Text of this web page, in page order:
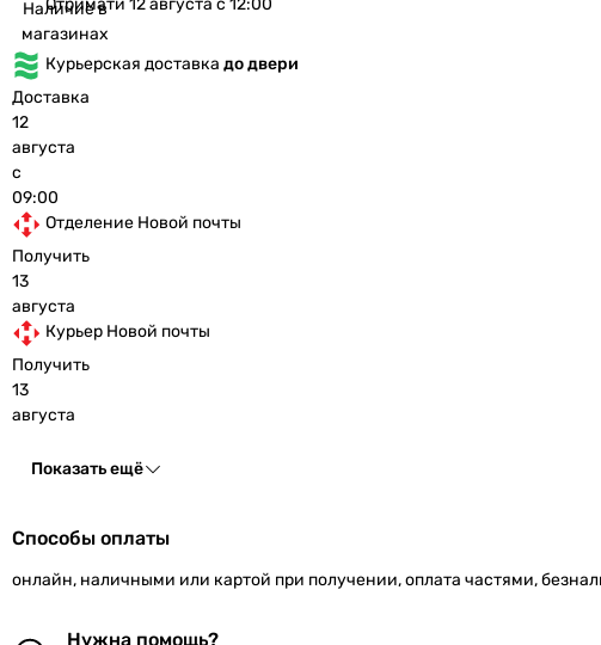
Наличие в
магазинах
Отримати 12 августа с 12:00
Курьерская доставка до двери
Доставка
12
августа
с
09:00
Отделение Новой почты
Получить
13
августа
Курьер Новой почты
Получить
13
августа
Показать ещё
Способы оплаты
онлайн, наличными или картой при получении, оплата частями,
Нужна помощь?